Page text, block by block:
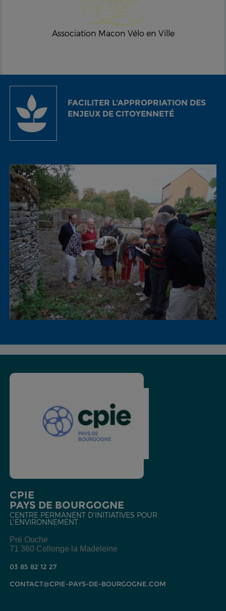
Association Macon Vélo en Ville
FACILITER L'APPROPRIATION DES
ENJEUX DE CITOYENNETÉ
CPIE
PAYS DE BOURGOGNE
CENTRE PERMANENT D'INITIATIVES POUR
L'ENVIRONNEMENT
Pré Ouche
71 360 Collonge la Madeleine
03 85 82 12 27
CONTACT@CPIE-PAYS-DE-BOURGOGNE.COM